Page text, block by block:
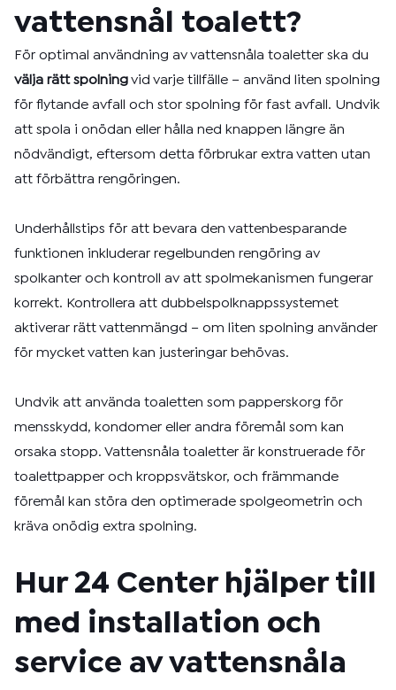
vattensnål toalett?
För optimal användning av vattensnåla toaletter ska du
välja rätt spolning vid varje tillfälle – använd liten spolning
för flytande avfall och stor spolning för fast avfall. Undvik
att spola i onödan eller hålla ned knappen längre än
nödvändigt, eftersom detta förbrukar extra vatten utan
att förbättra rengöringen.
Underhållstips för att bevara den vattenbesparande
funktionen inkluderar regelbunden rengöring av
spolkanter och kontroll av att spolmekanismen fungerar
korrekt. Kontrollera att dubbelspolknappssystemet
aktiverar rätt vattenmängd – om liten spolning använder
för mycket vatten kan justeringar behövas.
Undvik att använda toaletten som papperskorg för
mensskydd, kondomer eller andra föremål som kan
orsaka stopp. Vattensnåla toaletter är konstruerade för
toalettpapper och kroppsvätskor, och främmande
föremål kan störa den optimerade spolgeometrin och
kräva onödig extra spolning.
Hur 24 Center hjälper till
med installation och
service av vattensnåla